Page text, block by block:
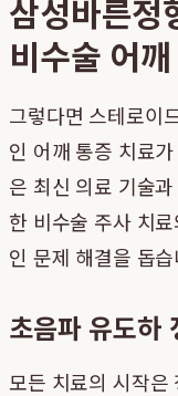
삼성바른정
비수술 어
그렇다면 스테로이
인 어깨 통증 치료
은 최신 의료 기술
한 비수술 주사 치
인 문제 해결을 돕
초음파 유도하
모든 치료의 시작은